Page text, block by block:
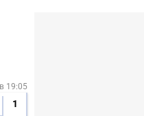
19:05
1